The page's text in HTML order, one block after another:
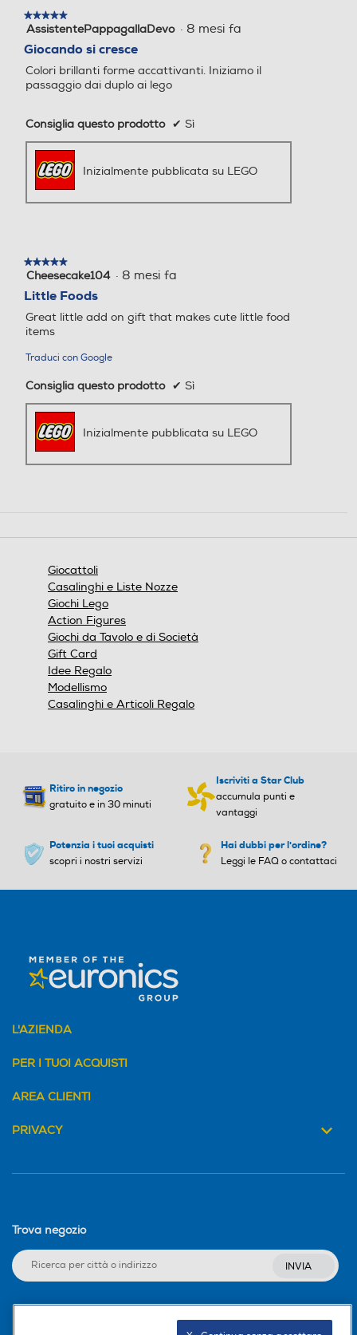
★★★★★
★★★★★
5
5
stelle.
AssistentePappagallaDevo · 8 mesi fa
Giocando si cresce
Colori brillanti forme accattivanti. Iniziamo il
passaggio dai duplo ai lego
Consiglia questo prodotto ✔ Sì
Inizialmente pubblicata su LEGO
★★★★★
★★★★★
5
5
stelle.
Cheesecake104 · 8 mesi fa
Little Foods
Great little add on gift that makes cute little food
items
Traduci con Google
Consiglia questo prodotto ✔ Sì
Inizialmente pubblicata su LEGO
Giocattoli
Casalinghi e Liste Nozze
Giochi Lego
Action Figures
Giochi da Tavolo e di Società
Gift Card
Idee Regalo
Modellismo
Casalinghi e Articoli Regalo
Ritiro in negozio
gratuito e in 30 minuti
Iscriviti a Star Club
accumula punti e
vantaggi
Potenzia i tuoi acquisti
scopri i nostri servizi
Hai dubbi per l'ordine?
Leggi le FAQ o contattaci
L'AZIENDA
PER I TUOI ACQUISTI
AREA CLIENTI
PRIVACY
Trova negozio
INVIA